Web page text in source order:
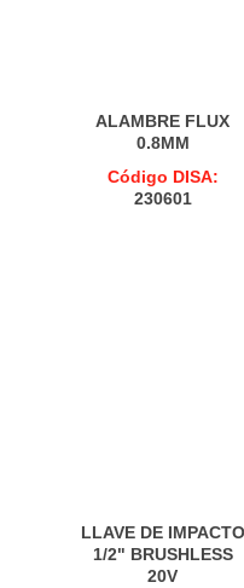
ALAMBRE FLUX
0.8MM
Código DISA:
230601
LLAVE DE IMPACTO
1/2" BRUSHLESS
20V